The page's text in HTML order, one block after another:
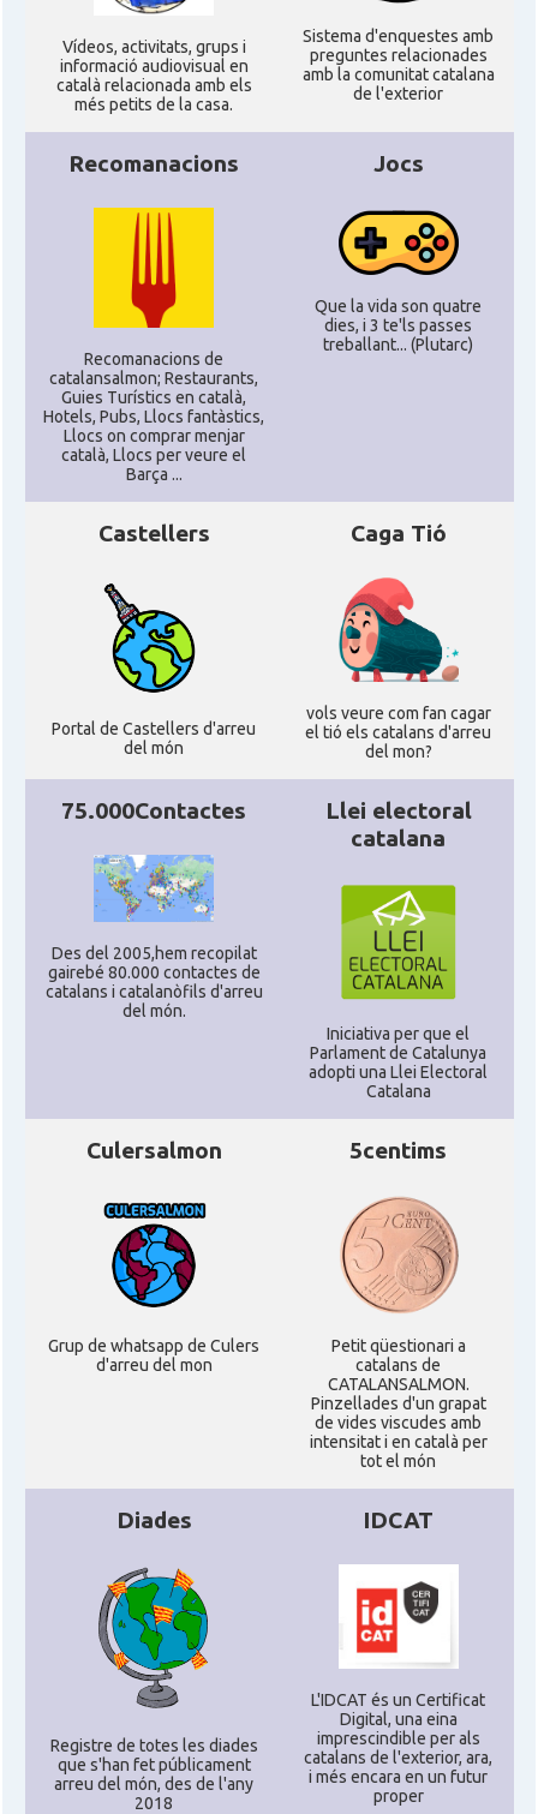
Ví­deos, activitats, grups i
informació audiovisual en
català relacionada amb els
més petits de la casa.
Sistema d'enquestes amb
preguntes relacionades
amb la comunitat catalana
de l'exterior
Recomanacions
Recomanacions de
catalansalmon; Restaurants,
Guies Turístics en català,
Hotels, Pubs, Llocs fantàstics,
Llocs on comprar menjar
català, Llocs per veure el
Barça ...
Jocs
Que la vida son quatre
dies, i 3 te'ls passes
treballant... (Plutarc)
Castellers
Portal de Castellers d'arreu
del món
Caga Tió
vols veure com fan cagar
el tió els catalans d'arreu
del mon?
75.000Contactes
Des del 2005,hem recopilat
gairebé 80.000 contactes de
catalans i catalanòfils d'arreu
del món.
Llei electoral
catalana
Iniciativa per que el
Parlament de Catalunya
adopti una Llei Electoral
Catalana
Culersalmon
Grup de whatsapp de Culers
d'arreu del mon
5centims
Petit qüestionari a
catalans de
CATALANSALMON.
Pinzellades d'un grapat
de vides viscudes amb
intensitat i en català per
tot el món
Diades
Registre de totes les diades
que s'han fet públicament
arreu del món, des de l'any
2018
IDCAT
L'IDCAT és un Certificat
Digital, una eina
imprescindible per als
catalans de l'exterior, ara,
i més encara en un futur
proper